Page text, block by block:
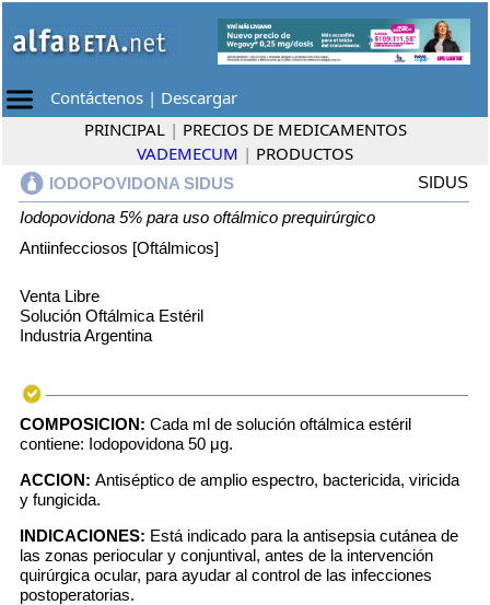
Contáctenos | Descargar
PRINCIPAL | PRECIOS DE MEDICAMENTOS
VADEMECUM | PRODUCTOS
IODOPOVIDONA SIDUS
SIDUS
Iodopovidona 5% para uso oftálmico prequirúrgico
Antiinfecciosos [Oftálmicos]
Venta Libre
Solución Oftálmica Estéril
Industria Argentina
COMPOSICION: Cada ml de solución oftálmica estéril
contiene: Iodopovidona 50 μg.
ACCION: Antiséptico de amplio espectro, bactericida, viricida
y fungicida.
INDICACIONES: Está indicado para la antisepsia cutánea de
las zonas periocular y conjuntival, antes de la intervención
quirúrgica ocular, para ayudar al control de las infecciones
postoperatorias.